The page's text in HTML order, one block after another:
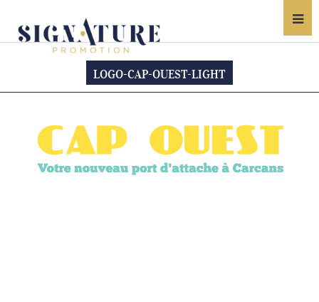
LOGO-CAP-OUEST-LIGHT